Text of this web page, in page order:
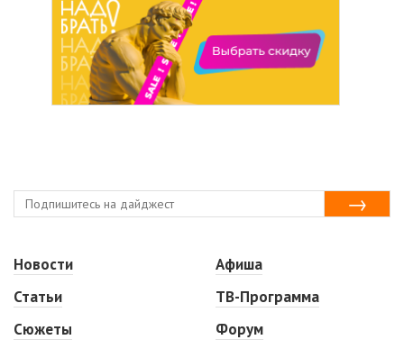
Новости
Статьи
Сюжеты
Афиша
ТВ-Программа
Форум